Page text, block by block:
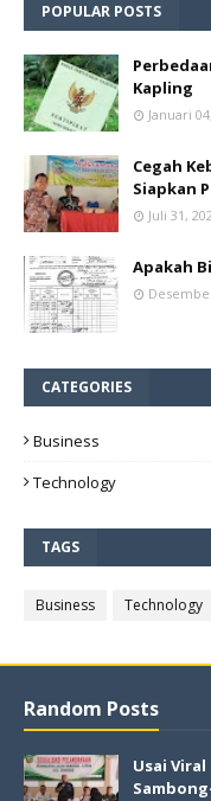
POPULAR POSTS
Kapling
Januari
Cegah
Siapkan
Juli 31,
Apakah
CATEGORIES
Business
Technology
TAGS
Business Technology
Random Posts
Usai